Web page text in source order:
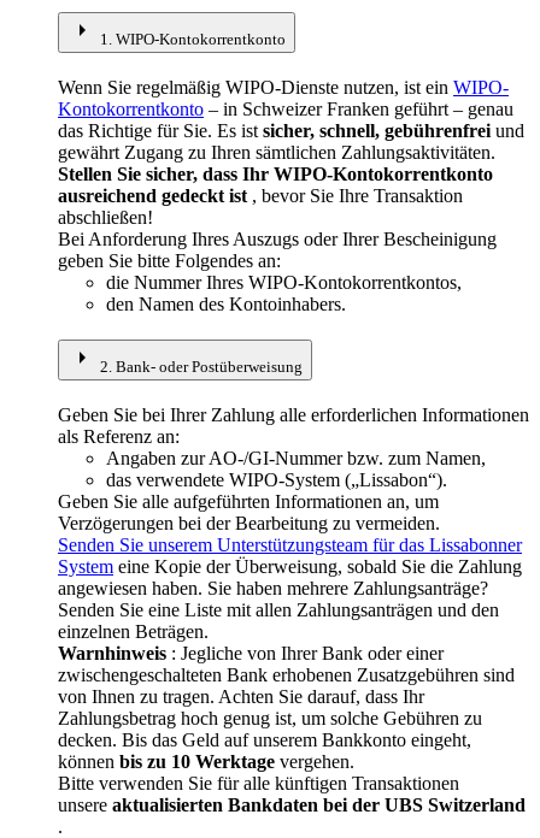
arrow_right 1. WIPO-Kontokorrentkonto
Wenn Sie regelmäßig WIPO-Dienste nutzen, ist ein WIPO-
Kontokorrentkonto – in Schweizer Franken geführt – genau
das Richtige für Sie. Es ist sicher, schnell, gebührenfrei und
gewährt Zugang zu Ihren sämtlichen Zahlungsaktivitäten.
Stellen Sie sicher, dass Ihr WIPO-Kontokorrentkonto
ausreichend gedeckt ist , bevor Sie Ihre Transaktion
abschließen!
Bei Anforderung Ihres Auszugs oder Ihrer Bescheinigung
geben Sie bitte Folgendes an:​​​​​​​
die Nummer Ihres WIPO-Kontokorrentkontos,
den Namen des Kontoinhabers.
arrow_right 2. Bank- oder Postüberweisung
Geben Sie bei Ihrer Zahlung alle erforderlichen Informationen
als Referenz an:​​​​​​​
Angaben zur AO-/GI-Nummer bzw. zum Namen,
das verwendete WIPO-System („Lissabon“).
Geben Sie alle aufgeführten Informationen an, um
Verzögerungen bei der Bearbeitung zu vermeiden.
Senden Sie unserem Unterstützungsteam für das Lissabonner
System eine Kopie der Überweisung, sobald Sie die Zahlung
angewiesen haben. Sie haben mehrere Zahlungsanträge?
Senden Sie eine Liste mit allen Zahlungsanträgen und den
einzelnen Beträgen.
Warnhinweis : Jegliche von Ihrer Bank oder einer
zwischengeschalteten Bank erhobenen Zusatzgebühren sind
von Ihnen zu tragen. Achten Sie darauf, dass Ihr
Zahlungsbetrag hoch genug ist, um solche Gebühren zu
decken. Bis das Geld auf unserem Bankkonto eingeht,
können bis zu 10 Werktage vergehen.
Bitte verwenden Sie für alle künftigen Transaktionen
unsere aktualisierten Bankdaten bei der UBS Switzerland
.